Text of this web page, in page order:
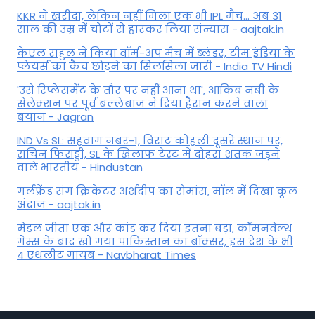
KKR ने खरीदा, लेकिन नहीं मिला एक भी IPL मैच... अब 31
साल की उम्र में चोटों से हारकर लिया संन्यास - aajtak.in
केएल राहुल ने किया वॉर्म-अप मैच में ब्लंडर, टीम इंडिया के
प्लेयर्स का कैच छोड़ने का सिलसिला जारी - India TV Hindi
'उसे रिप्लेसमेंट के तौर पर नहीं आना था', आकिब नबी के
सेलेक्शन पर पूर्व बल्लेबाज ने दिया हैरान करने वाला
बयान - Jagran
IND Vs SL: सहवाग नंबर-1, विराट कोहली दूसरे स्थान पर,
सचिन फिसड्डी, SL के खिलाफ टेस्ट में दोहरा शतक जड़ने
वाले भारतीय - Hindustan
गर्लफ्रेंड संग क्रिकेटर अर्शदीप का रोमांस, मॉल में द‍िखा कूल
अंदाज - aajtak.in
मेडल जीता एक और कांड कर दिया इतना बड़ा, कॉमनवेल्थ
गेम्स के बाद खो गया पाकिस्तान का बॉक्सर, इस देश के भी
4 एथलीट गायब - Navbharat Times